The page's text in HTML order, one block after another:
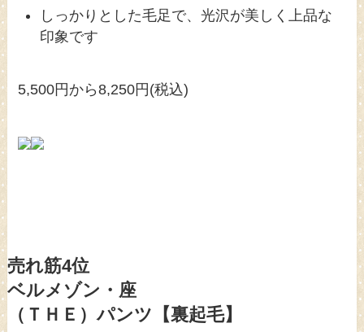
しっかりとした毛足で、光沢が美しく上品な
印象です
5,500円から8,250円(税込)
売れ筋4位
ベルメゾン・座
（ＴＨＥ）パンツ【裏起毛】